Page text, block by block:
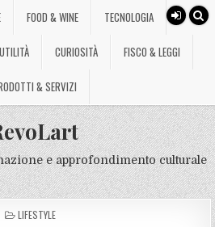
FOOD & WINE TECNOLOGIA
UTILITÀ CURIOSITÀ FISCO & LEGGI
& SERVIZI
e approfondimento culturale
POSTED
LIFESTYLE